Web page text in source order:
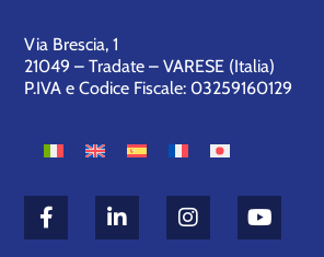
Via Brescia, 1
21049 – Tradate – VARESE (Italia)
P.IVA e Codice Fiscale: 03259160129